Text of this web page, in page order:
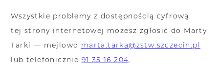
Wszystkie problemy z dostępnością cyfrową
tej strony internetowej możesz zgłosić do Marty
Tarki — mejlowo marta.tarka@zstw.szczecin.pl
lub telefonicznie 91 35 16 204.